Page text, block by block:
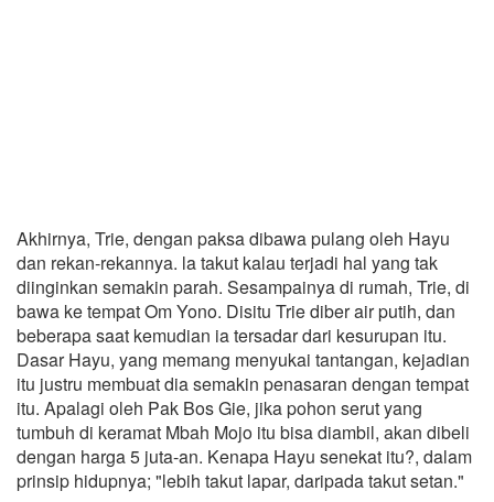
Akhirnya, Trie, dengan paksa dibawa pulang oleh Hayu
dan rekan-rekannya. la takut kalau terjadi hal yang tak
diinginkan semakin parah. Sesampainya di rumah, Trie, di
bawa ke tempat Om Yono. Disitu Trie diber air putih, dan
beberapa saat kemudian ia tersadar dari kesurupan itu.
Dasar Hayu, yang memang menyukai tantangan, kejadian
itu justru membuat dia semakin penasaran dengan tempat
itu. Apalagi oleh Pak Bos Gie, jika pohon serut yang
tumbuh di keramat Mbah Mojo itu bisa diambil, akan dibeli
dengan harga 5 juta-an. Kenapa Hayu senekat itu?, dalam
prinsip hidupnya; "lebih takut lapar, daripada takut setan."